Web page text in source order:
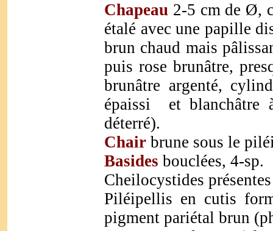
Chapeau 2-5 cm de Ø,
étalé avec une papille
brun chaud mais
puis rose brunâtre,
brunâtre argenté,
épaissi et blanchâtre
déterré).
Chair brune sous le
Basides bouclées, 4-sp.
Cheilocystides
Piléipellis en cutis
pigment pariétal brun